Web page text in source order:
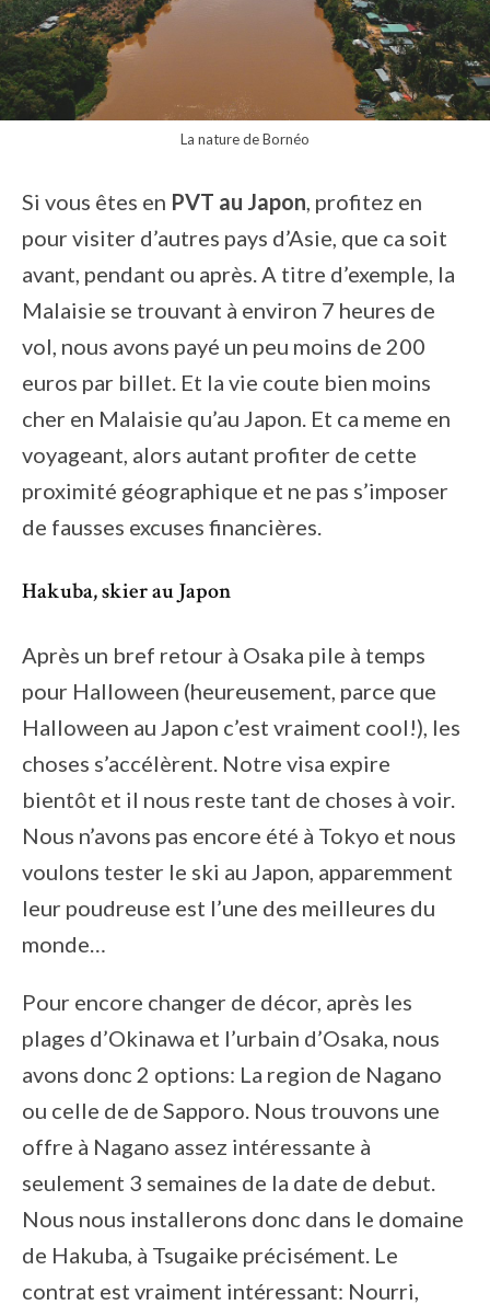
La nature de Bornéo
Si vous êtes en PVT au Japon, profitez en
pour visiter d’autres pays d’Asie, que ca soit
avant, pendant ou après. A titre d’exemple, la
Malaisie se trouvant à environ 7 heures de
vol, nous avons payé un peu moins de 200
euros par billet. Et la vie coute bien moins
cher en Malaisie qu’au Japon. Et ca meme en
voyageant, alors autant profiter de cette
proximité géographique et ne pas s’imposer
de fausses excuses financières.
Hakuba, skier au Japon
Après un bref retour à Osaka pile à temps
pour Halloween (heureusement, parce que
Halloween au Japon c’est vraiment cool!), les
choses s’accélèrent. Notre visa expire
bientôt et il nous reste tant de choses à voir.
Nous n’avons pas encore été à Tokyo et nous
voulons tester le ski au Japon, apparemment
leur poudreuse est l’une des meilleures du
monde…
Pour encore changer de décor, après les
plages d’Okinawa et l’urbain d’Osaka, nous
avons donc 2 options: La region de Nagano
ou celle de de Sapporo. Nous trouvons une
offre à Nagano assez intéressante à
seulement 3 semaines de la date de debut.
Nous nous installerons donc dans le domaine
de Hakuba, à Tsugaike précisément. Le
contrat est vraiment intéressant: Nourri,